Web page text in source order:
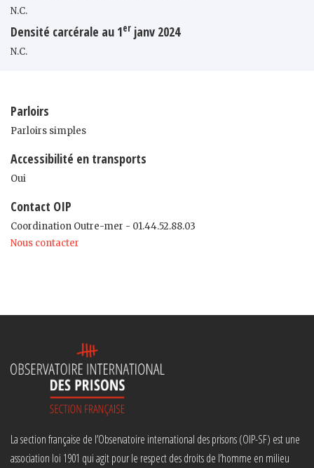
N.C.
Densité carcérale au 1er janv 2024
N.C.
Parloirs
Parloirs simples
Accessibilité en transports
Oui
Contact OIP
Coordination Outre-mer - 01.44.52.88.03
Nous contacter
La section française de l’Observatoire international des prisons (OIP-SF) est une
association loi 1901 qui agit pour le respect des droits de l’homme en milieu